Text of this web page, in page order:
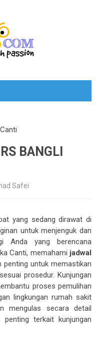
BANGLI
Safei
yang sedang dirawat di
untuk menjenguk dan
Anda yang berencana
Canti, memahami jadwal
penting untuk memastikan
prosedur. Kunjungan
proses pemulihan
lingkungan rumah sakit
mengulas secara detail
terkait kunjungan